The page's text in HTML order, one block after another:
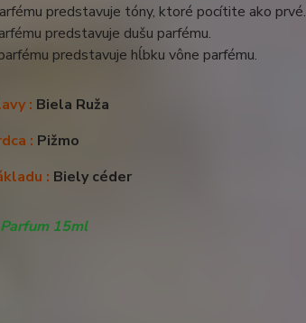
predstavuje tóny, ktoré pocítite ako prvé.
predstavuje dušu parfému.
predstavuje hĺbku vône parfému.
: Biela Ruža
: Pižmo
: Biely céder
15ml